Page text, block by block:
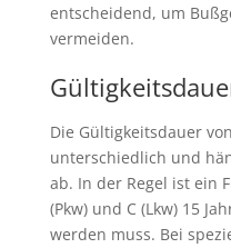
entscheidend, um
vermeiden.
Die Gültigkeitsdauer
unterschiedlich und
ab. In der Regel ist ein
(Pkw) und C (Lkw) 15
werden muss. Bei